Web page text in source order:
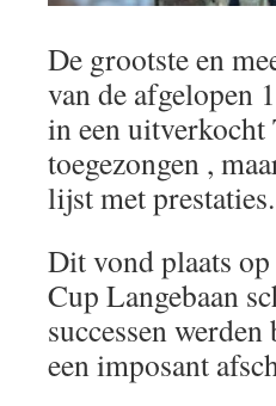
De grootste en
van de afgelopen
in een
toegezongen ,
lijst met prestaties.
Dit vond plaats
Cup Langebaan
successen
een imposant